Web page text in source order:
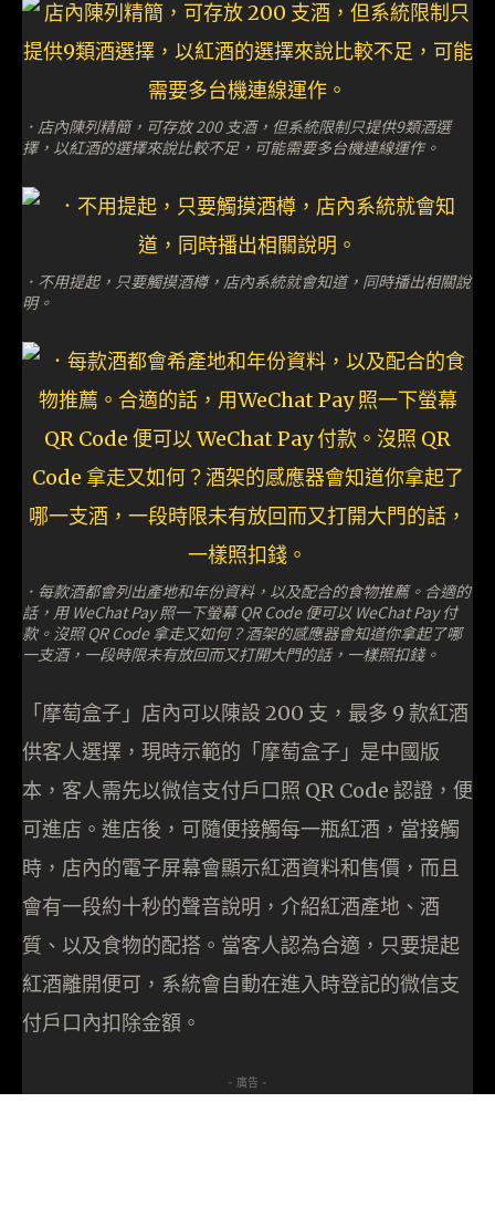
．店內陳列精簡，可存放 200 支酒，但系統限制只提供9類酒選
擇，以紅酒的選擇來說比較不足，可能需要多台機連線運作。
．不用提起，只要觸摸酒樽，店內系統就會知道，同時播出相關說
明。
．每款酒都會列出產地和年份資料，以及配合的食物推薦。合適的
話，用 WeChat Pay 照一下螢幕 QR Code 便可以 WeChat Pay 付
款。沒照 QR Code 拿走又如何？酒架的感應器會知道你拿起了哪
一支酒，一段時限未有放回而又打開大門的話，一樣照扣錢。
「摩萄盒子」店內可以陳設 200 支，最多 9 款紅酒
供客人選擇，現時示範的「摩萄盒子」是中國版
本，客人需先以微信支付戶口照 QR Code 認證，便
可進店。進店後，可隨便接觸每一瓶紅酒，當接觸
時，店內的電子屏幕會顯示紅酒資料和售價，而且
會有一段約十秒的聲音說明，介紹紅酒產地、酒
質、以及食物的配搭。當客人認為合適，只要提起
紅酒離開便可，系統會自動在進入時登記的微信支
付戶口內扣除金額。
- 廣告 -